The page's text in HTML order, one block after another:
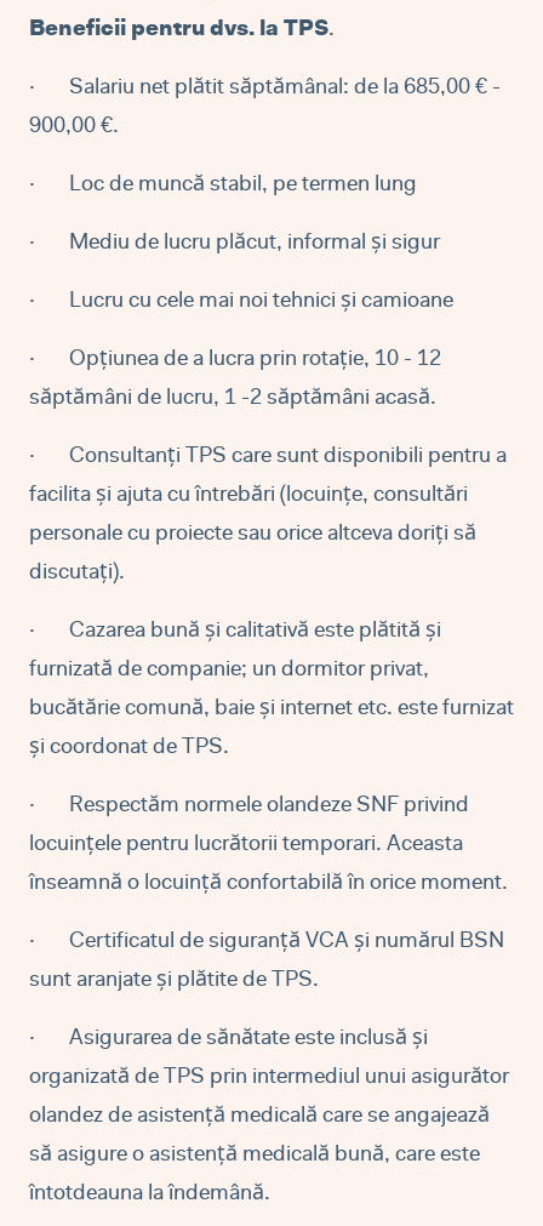
Beneficii pentru dvs. la TPS.
·
Salariu net plătit săptămânal: de la 685,00 € -
900,00 €.
· Loc de muncă stabil, pe termen lung
· Mediu de lucru plăcut, informal și sigur
· Lucru cu cele mai noi tehnici și camioane
·
Opțiunea de a lucra prin rotație, 10 - 12
săptămâni de lucru, 1 -2 săptămâni acasă.
·
Consultanți TPS care sunt disponibili pentru a
facilita și ajuta cu întrebări (locuințe, consultări
personale cu proiecte sau orice altceva doriți să
discutați).
·
Cazarea bună și calitativă este plătită și
furnizată de companie; un dormitor privat,
bucătărie comună, baie și internet etc. este furnizat
și coordonat de TPS.
·
Respectăm normele olandeze SNF privind
locuințele pentru lucrătorii temporari. Aceasta
înseamnă o locuință confortabilă în orice moment.
·
Certificatul de siguranță VCA și numărul BSN
sunt aranjate și plătite de TPS.
·
Asigurarea de sănătate este inclusă și
organizată de TPS prin intermediul unui asigurător
olandez de asistență medicală care se angajează
să asigure o asistență medicală bună, care este
întotdeauna la îndemână.